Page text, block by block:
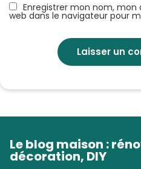
Enregistrer mon nom,
web dans le navigateur pour
Le blog maison :
décoration, DIY